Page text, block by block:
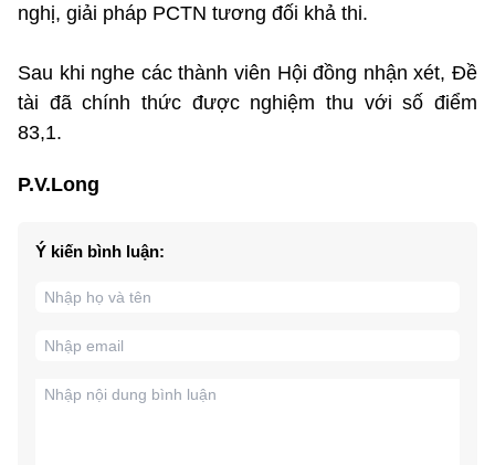
nghị, giải pháp PCTN tương đối khả thi.
Sau khi nghe các thành viên Hội đồng nhận xét, Đề
tài đã chính thức được nghiệm thu với số điểm
83,1.
P.V.Long
Ý kiến bình luận: